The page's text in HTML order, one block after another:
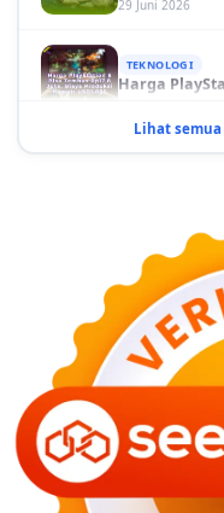
Harga
29 Juni 2026
KESEHATAN
Bahaya
Diketahui
29 Juni 2026
NASIONAL
PLN
29 Juni 2026
Harga
Sama-sama
Lihat